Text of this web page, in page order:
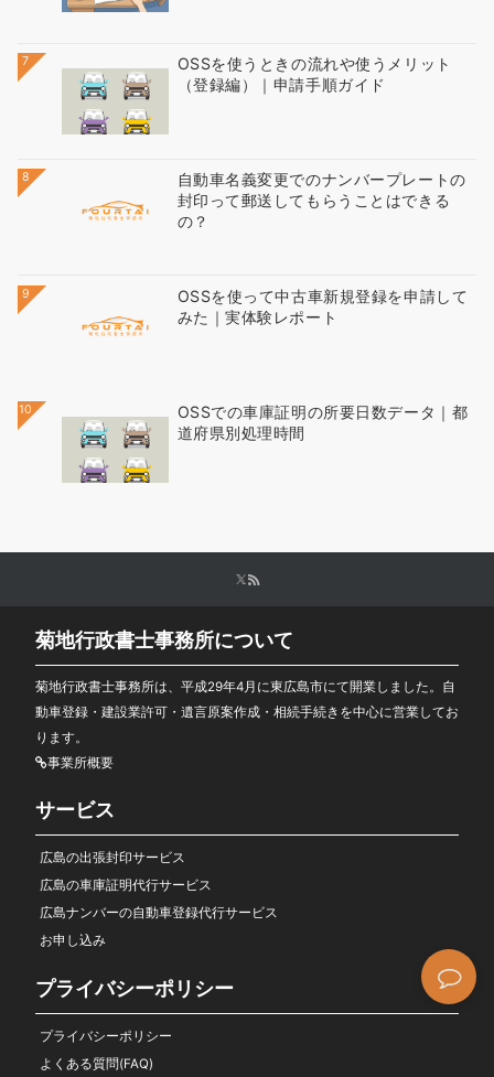
7
OSSを使うときの流れや使うメリット
（登録編）｜申請手順ガイド
8
自動車名義変更でのナンバープレートの
封印って郵送してもらうことはできる
の？
9
OSSを使って中古車新規登録を申請して
みた｜実体験レポート
10
OSSでの車庫証明の所要日数データ｜都
道府県別処理時間
菊地行政書士事務所について
菊地行政書士事務所は、平成29年4月に東広島市にて開業しました。自
動車登録・建設業許可・遺言原案作成・相続手続きを中心に営業してお
ります。
事業所概要
サービス
広島の出張封印サービス
広島の車庫証明代行サービス
広島ナンバーの自動車登録代行サービス
お申し込み
プライバシーポリシー
プライバシーポリシー
よくある質問(FAQ)